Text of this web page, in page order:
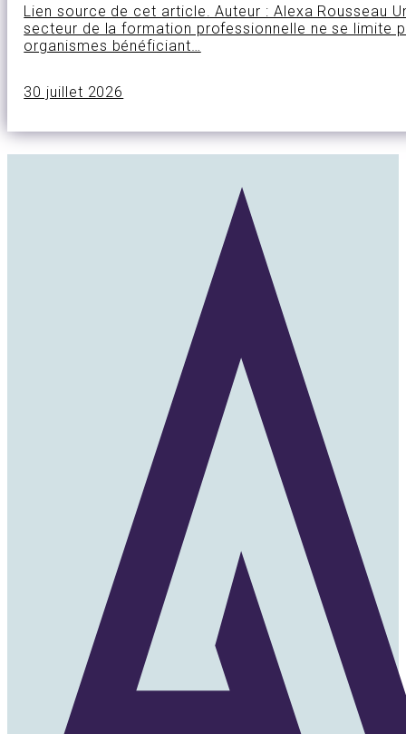
Lien source de cet article. Auteur : Alexa Rousseau
secteur de la formation professionnelle ne se limite
organismes bénéficiant…
30 juillet 2026